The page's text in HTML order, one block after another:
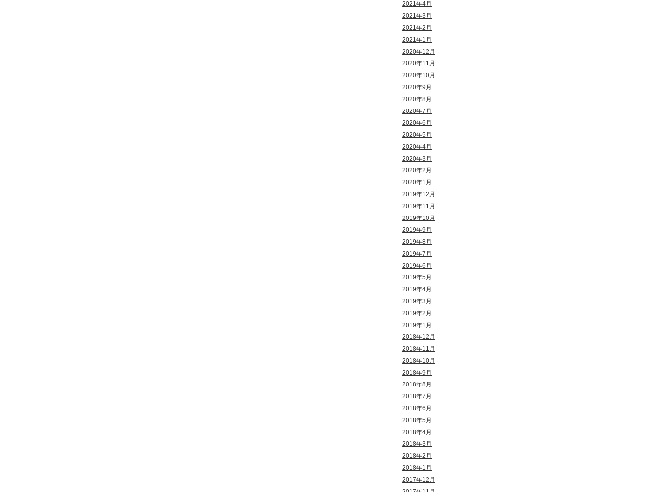
2021年4月
2021年3月
2021年2月
2021年1月
2020年12月
2020年11月
2020年10月
2020年9月
2020年8月
2020年7月
2020年6月
2020年5月
2020年4月
2020年3月
2020年2月
2020年1月
2019年12月
2019年11月
2019年10月
2019年9月
2019年8月
2019年7月
2019年6月
2019年5月
2019年4月
2019年3月
2019年2月
2019年1月
2018年12月
2018年11月
2018年10月
2018年9月
2018年8月
2018年7月
2018年6月
2018年5月
2018年4月
2018年3月
2018年2月
2018年1月
2017年12月